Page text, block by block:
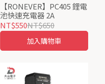
【RONEVER】PC405 鋰電
池快速充電器 2A
NT$550NT$650
加入購物車